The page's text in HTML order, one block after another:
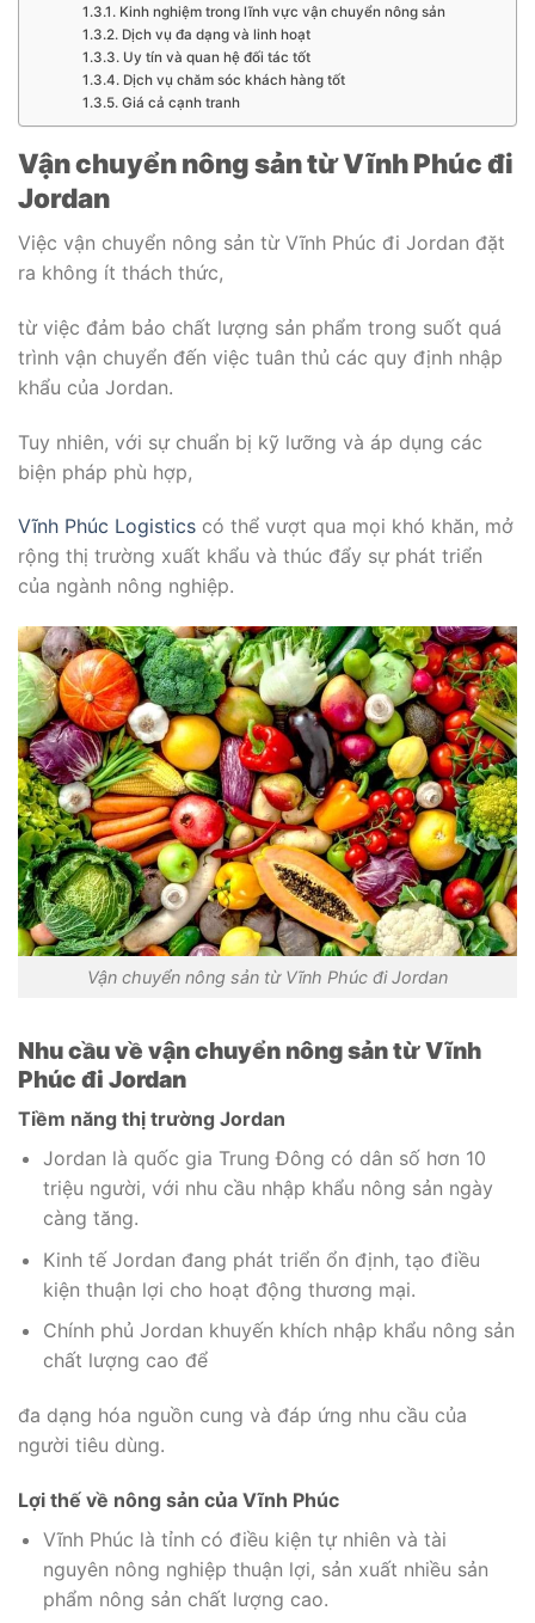
Kinh nghiệm trong lĩnh vực vận chuyển nông sản
Dịch vụ đa dạng và linh hoạt
Uy tín và quan hệ đối tác tốt
Dịch vụ chăm sóc khách hàng tốt
Giá cả cạnh tranh
Vận chuyển nông sản từ Vĩnh Phúc đi
Jordan
Việc vận chuyển nông sản từ Vĩnh Phúc đi Jordan đặt
ra không ít thách thức,
từ việc đảm bảo chất lượng sản phẩm trong suốt quá
trình vận chuyển đến việc tuân thủ các quy định nhập
khẩu của Jordan.
Tuy nhiên, với sự chuẩn bị kỹ lưỡng và áp dụng các
biện pháp phù hợp,
Vĩnh Phúc Logistics có thể vượt qua mọi khó khăn, mở
rộng thị trường xuất khẩu và thúc đẩy sự phát triển
của ngành nông nghiệp.
Vận chuyển nông sản từ Vĩnh Phúc đi Jordan
Nhu cầu về vận chuyển nông sản từ Vĩnh
Phúc đi Jordan
Tiềm năng thị trường Jordan
Jordan là quốc gia Trung Đông có dân số hơn 10
triệu người, với nhu cầu nhập khẩu nông sản ngày
càng tăng.
Kinh tế Jordan đang phát triển ổn định, tạo điều
kiện thuận lợi cho hoạt động thương mại.
Chính phủ Jordan khuyến khích nhập khẩu nông sản
chất lượng cao để
đa dạng hóa nguồn cung và đáp ứng nhu cầu của
người tiêu dùng.
Lợi thế về nông sản của Vĩnh Phúc
Vĩnh Phúc là tỉnh có điều kiện tự nhiên và tài
nguyên nông nghiệp thuận lợi, sản xuất nhiều sản
phẩm nông sản chất lượng cao.